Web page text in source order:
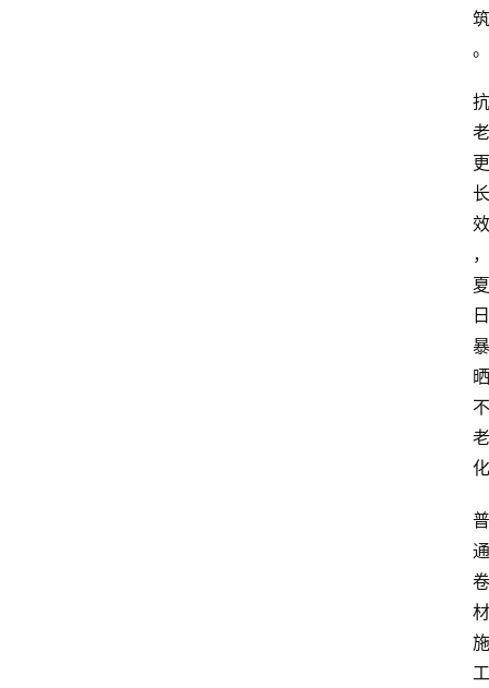
筑
。
抗
老
更
长
效
，
夏
日
暴
晒
不
老
化
普
通
卷
材
施
工